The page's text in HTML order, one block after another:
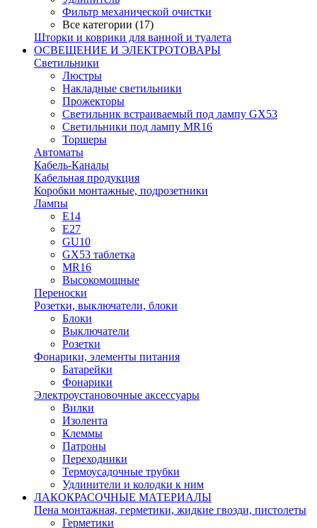
Фильтр механической очистки
Все категории (17)
Шторки и коврики для ванной и туалета
ОСВЕЩЕНИЕ И ЭЛЕКТРОТОВАРЫ
Светильники
Люстры
Накладные светильники
Прожекторы
Светильник встраиваемый под лампу GX53
Светильники под лампу MR16
Торшеры
Автоматы
Кабель-Каналы
Кабельная продукция
Коробки монтажные, подрозетники
Лампы
E14
E27
GU10
GX53 таблетка
MR16
Высокомощные
Переноски
Розетки, выключатели, блоки
Блоки
Выключатели
Розетки
Фонарики, элементы питания
Батарейки
Фонарики
Электроустановочные аксессуары
Вилки
Изолента
Клеммы
Патроны
Переходники
Термоусадочные трубки
Удлинители и колодки к ним
ЛАКОКРАСОЧНЫЕ МАТЕРИАЛЫ
Пена монтажная, герметики, жидкие гвозди, пистолеты
Герметики